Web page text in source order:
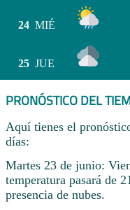
24 MIÉ
25 JUE
PRONÓSTICO DEL
Aquí tienes el
días:
Martes 23 de junio:
temperatura pasará de
presencia de nubes.